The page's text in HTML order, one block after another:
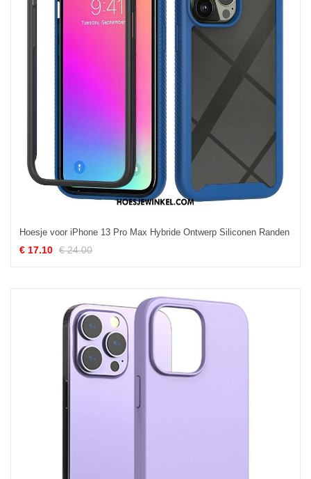
Hoesje voor iPhone 13 Pro Max Hybride Ontwerp Siliconen Randen
€ 17.10 € 24.00